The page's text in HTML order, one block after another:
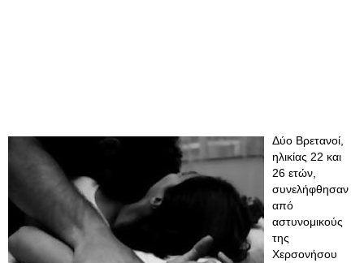
Δύο Βρετανοί,
ηλικίας 22 και
26 ετών,
συνελήφθησαν
από
αστυνομικούς
της
Χερσονήσου